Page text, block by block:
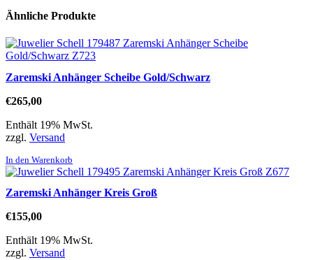
Ähnliche Produkte
Zaremski Anhänger Scheibe Gold/Schwarz
€265,00
Enthält 19% MwSt.
zzgl. Versand
In den Warenkorb
Zaremski Anhänger Kreis Groß
€155,00
Enthält 19% MwSt.
zzgl. Versand